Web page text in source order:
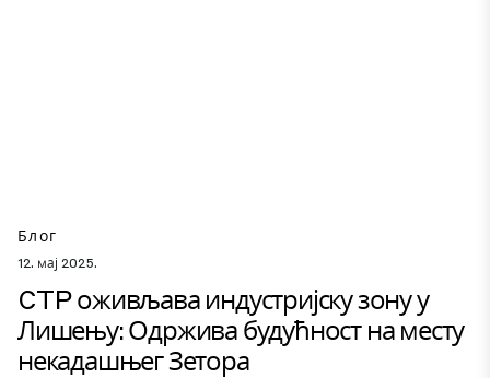
Блог
12. мај 2025.
CTP оживљава индустријску зону у
Лишењу: Одржива будућност на месту
некадашњег Зетора